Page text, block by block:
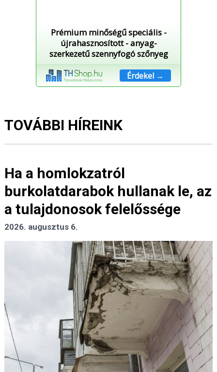
Prémium minőségű speciális -
újrahasznosított - anyag-
szerkezetű szennyfogó szőnyeg
Érdekel →
TOVÁBBI HÍREINK
Ha a homlokzatról
burkolatdarabok hullanak le, az
a tulajdonosok felelőssége
2026. augusztus 6.